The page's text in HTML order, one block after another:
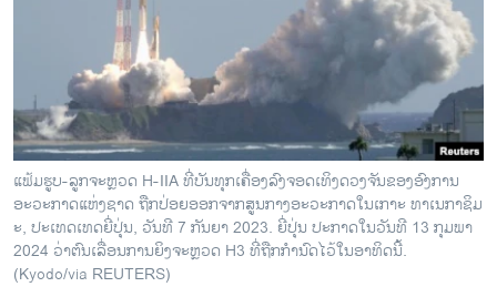
ສຽງ
ລາຍການກະຈາຍສຽງ
ລາຍງານ
ຕິດຕາມພວກເຮົາ ທີ່
ແຟ້ມຮູບ-ລູກຈະຫຼວດ H-IIA ທີ່ບັນທຸກເຄື່ອງລົງຈອດເທິງດວງຈັນຂອງອົງການ
ອະວະກາດແຫ່ງຊາດ ຖືກປ່ອຍອອກຈາກສູນກາງອະວະກາດໃນເກາະ ທາເນກາຊິມ
ະ, ປະເທດເທດຍີ່ປຸ່ນ, ວັນທີ 7 ກັນຍາ 2023. ຍີ່ປຸ່ນ ປະກາດໃນວັນທີ 13 ກຸມພາ
2024 ວ່າຕົນເລື່ອນການຍິງຈະຫຼວດ H3 ທີ່ຖືກກໍານົດໄວ້ໃນອາທິດນີ້.
(Kyodo/via REUTERS)